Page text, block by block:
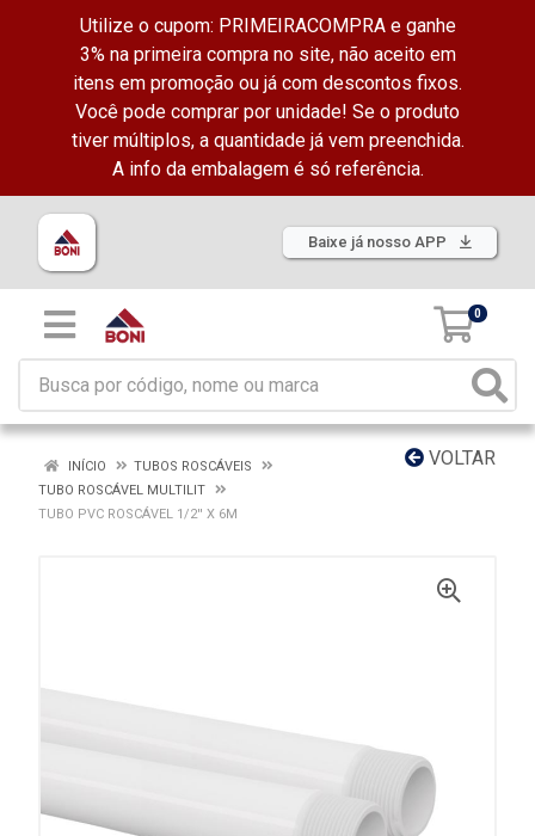
Utilize o cupom: PRIMEIRACOMPRA e ganhe
3% na primeira compra no site, não aceito em
itens em promoção ou já com descontos fixos.
Você pode comprar por unidade! Se o produto
tiver múltiplos, a quantidade já vem preenchida.
A info da embalagem é só referência.
Baixe já nosso APP
0
VOLTAR
INÍCIO
TUBOS ROSCÁVEIS
TUBO ROSCÁVEL MULTILIT
TUBO PVC ROSCÁVEL 1/2'' X 6M